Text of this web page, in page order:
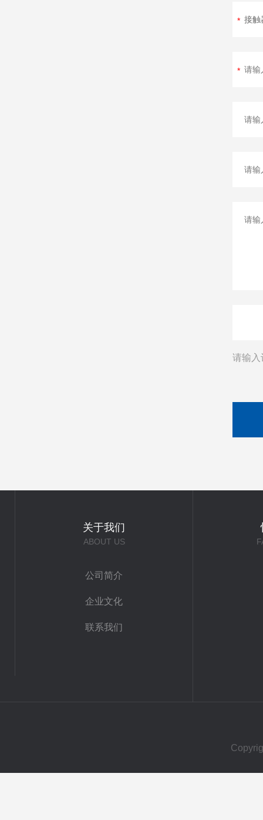
请输入
关于我们
ABOUT US
公司简介
企业文化
联系我们